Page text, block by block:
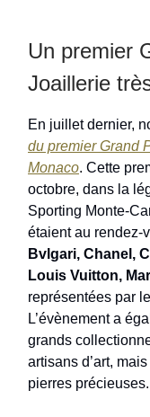
Un premier
Joaillerie
En juillet dernier,
du premier Grand
Monaco. Cette
octobre, dans la
Sporting Monte-
étaient au rendez-
Bvlgari, Chanel,
Louis Vuitton,
représentées par
L’évènement a
grands
artisans d’art,
pierres précieuses.